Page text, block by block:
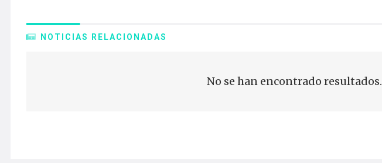
NOTICIAS RELACIONADAS
No se han encontrado resultados.